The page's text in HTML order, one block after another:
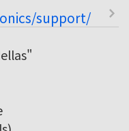
support/